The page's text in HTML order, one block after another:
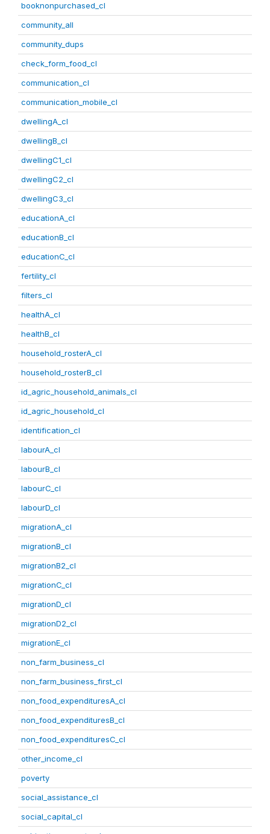
booknonpurchased_cl
community_all
community_dups
check_form_food_cl
communication_cl
communication_mobile_cl
dwellingA_cl
dwellingB_cl
dwellingC1_cl
dwellingC2_cl
dwellingC3_cl
educationA_cl
educationB_cl
educationC_cl
fertility_cl
filters_cl
healthA_cl
healthB_cl
household_rosterA_cl
household_rosterB_cl
id_agric_household_animals_cl
id_agric_household_cl
identification_cl
labourA_cl
labourB_cl
labourC_cl
labourD_cl
migrationA_cl
migrationB_cl
migrationB2_cl
migrationC_cl
migrationD_cl
migrationD2_cl
migrationE_cl
non_farm_business_cl
non_farm_business_first_cl
non_food_expendituresA_cl
non_food_expendituresB_cl
non_food_expendituresC_cl
other_income_cl
poverty
social_assistance_cl
social_capital_cl